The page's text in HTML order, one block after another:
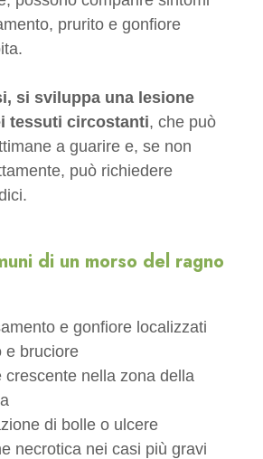
prurito e gonfiore
si sviluppa una lesione
tessuti circostanti, che può
a guarire e, se non
può richiedere
di un morso del ragno
e gonfiore localizzati
e bruciore
crescente nella zona della
di bolle o ulcere
necrotica nei casi più gravi